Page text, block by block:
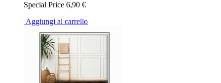
Special Price 6,90 €
Aggiungi al carrello